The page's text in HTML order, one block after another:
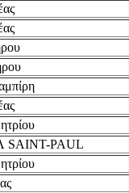
SAINT-PAUL